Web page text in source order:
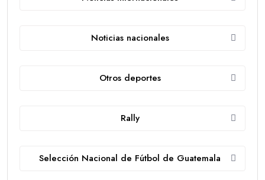
Noticias nacionales
Otros deportes
Rally
Selección Nacional de Fútbol de Guatemala